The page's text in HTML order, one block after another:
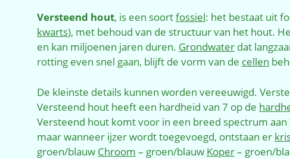
Versteend hout, is een soortfossiel: het bestaat uit
kwarts), met behoud van de structuur van het hout.
en kan miljoenen jaren duren. Grondwater dat
rotting even snel gaan, blijft de vorm van de cellen
De kleinste details kunnen worden vereeuwigd.
Versteend hout heeft een hardheid van 7 op de
Versteend hout komt voor in een breed spectrum
maar wanneer ijzer wordt toegevoegd, ontstaan er
groen/blauw Chroom – groen/blauw Koper– groen/